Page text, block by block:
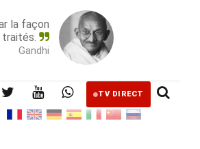
la façon
Gandhi
TV DIRECT